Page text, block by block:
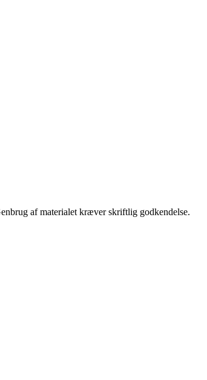
af materialet kræver skriftlig godkendelse.